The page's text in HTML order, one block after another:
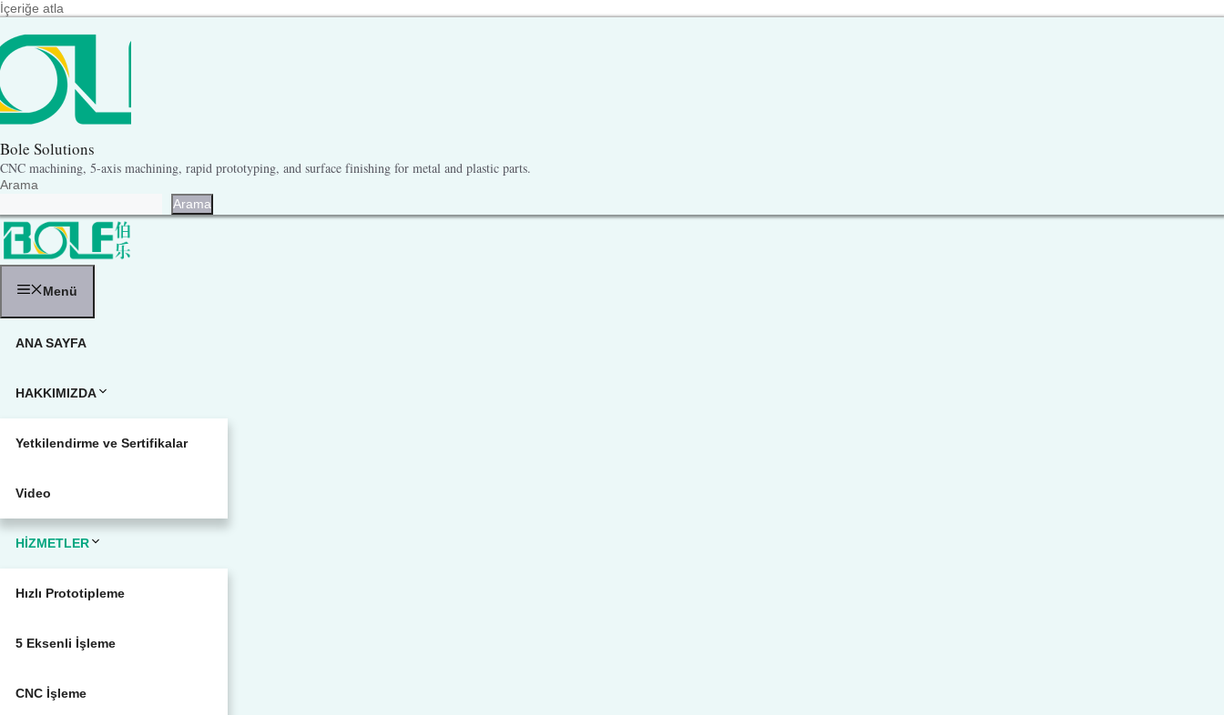
İçeriğe atla
Bole Solutions
CNC machining, 5-axis machining, rapid prototyping, and surface finishing for metal and plastic parts.
Arama
Arama
Menü
ANA SAYFA
HAKKIMIZDA
Yetkilendirme ve Sertifikalar
Video
HİZMETLER
Hızlı Prototipleme
5 Eksenli İşleme
CNC İşleme